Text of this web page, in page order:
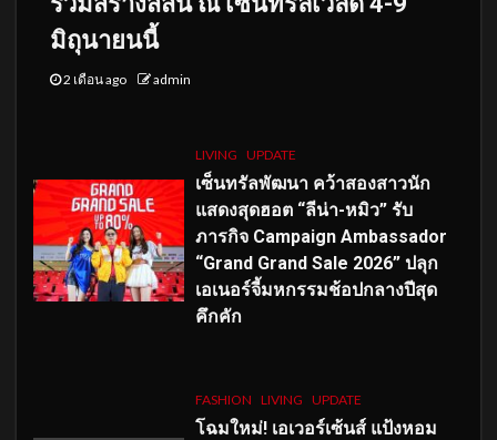
มิถุนายนนี้
2 เดือน ago admin
LIVING UPDATE
เซ็นทรัลพัฒนา คว้าสองสาวนัก
แสดงสุดฮอต “ลีน่า-หมิว” รับ
ภารกิจ Campaign Ambassador
“Grand Grand Sale 2026” ปลุก
เอเนอร์จี้มหกรรมช้อปกลางปีสุด
คึกคัก
FASHION LIVING UPDATE
โฉมใหม่! เอเวอร์เซ้นส์ แป้งหอม